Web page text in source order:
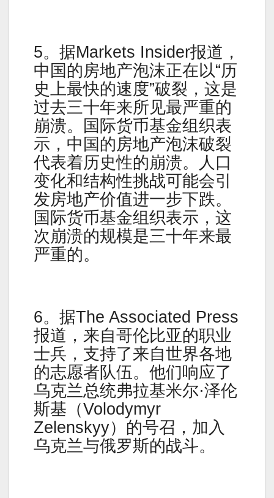
5。据Markets Insider报道，
中国的房地产泡沫正在以“历
史上最快的速度”破裂，这是
过去三十年来所见最严重的
崩溃。国际货币基金组织表
示，中国的房地产泡沫破裂
代表着历史性的崩溃。人口
变化和结构性挑战可能会引
发房地产价值进一步下跌。
国际货币基金组织表示，这
次崩溃的规模是三十年来最
严重的。
6。据The Associated Press
报道，来自哥伦比亚的职业
士兵，支持了来自世界各地
的志愿者队伍。他们响应了
乌克兰总统弗拉基米尔·泽伦
斯基（Volodymyr
Zelenskyy）的号召，加入
乌克兰与俄罗斯的战斗。